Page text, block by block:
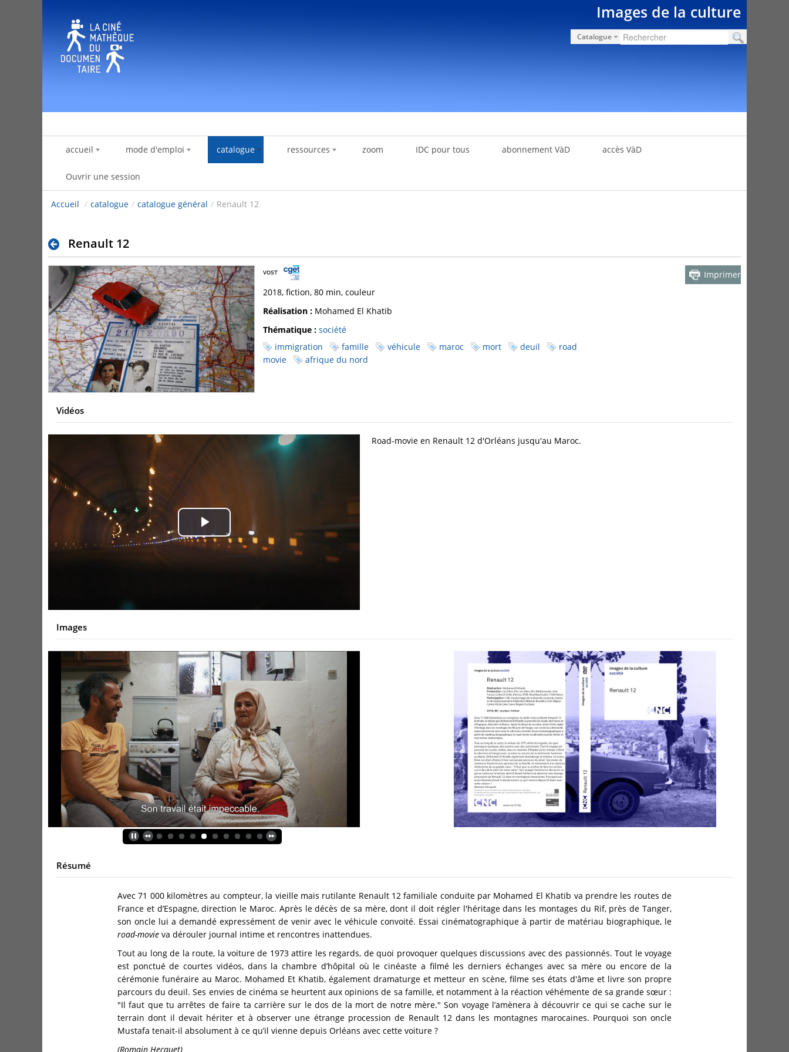
Images de la culture
Catalogue
accueil mode d'emploi catalogue ressources zoom IDC pour tous abonnement VàD accès VàD
Ouvrir une session
Accueil / catalogue / catalogue général / Renault 12
Renault 12
Imprimer
2018, fiction, 80 min, couleur
Réalisation : Mohamed El Khatib
Thématique : société
immigration
famille véhicule maroc mort deuil
road
movie
afrique du nord
Vidéos
Play
Video
Road-movie en Renault 12 d'Orléans jusqu'au Maroc.
Images
Résumé
Avec 71 000 kilomètres au compteur, la vieille mais rutilante Renault 12 familiale conduite par Mohamed El Khatib va prendre les routes de
France et d’Espagne, direction le Maroc. Après le décès de sa mère, dont il doit régler l'héritagedans les montages du Rif, près de Tanger,
son oncle lui a demandé expressément de venir avec le véhicule convoité. Essai cinématographique à partir de matériau biographique, le
road-movie va dérouler journal intime et rencontres inattendues.
Tout au long de la route, la voiture de 1973 attire les regards, de quoi provoquer quelques discussions avec des passionnés. Tout le voyage
est ponctué de courtes vidéos, dans la chambre d’hôpital où le cinéaste a filmé les derniers échanges avec sa mère ou encore de la
cérémonie funéraire au Maroc. Mohamed Et Khatib, également dramaturge et metteur en scène, filme ses états d'âme et livre son propre
parcours du deuil. Ses envies de cinéma se heurtent aux opinions de sa famille, et notamment à la réaction véhémente de sa grande sœur :
"Il faut que tu arrêtes de faire ta carrière sur le dos de la mort de notre mère." Son voyage l’amènera à découvrir ce qui se cache sur le
terrain dont il devait hériter et à observer une étrange procession de Renault 12 dans les montagnes marocaines. Pourquoi son oncle
Mustafa tenait-il absolument à ce qu’il vienne depuis Orléans avec cette voiture ?
(Romain Hecquet)